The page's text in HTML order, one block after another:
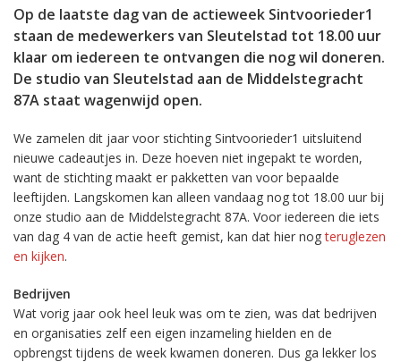
Op de laatste dag van de actieweek Sintvoorieder1
staan de medewerkers van Sleutelstad tot 18.00 uur
klaar om iedereen te ontvangen die nog wil doneren.
De studio van Sleutelstad aan de Middelstegracht
87A staat wagenwijd open.
We zamelen dit jaar voor stichting Sintvoorieder1 uitsluitend
nieuwe cadeautjes in. Deze hoeven niet ingepakt te worden,
want de stichting maakt er pakketten van voor bepaalde
leeftijden. Langskomen kan alleen vandaag nog tot 18.00 uur bij
onze studio aan de Middelstegracht 87A. Voor iedereen die iets
van dag 4 van de actie heeft gemist, kan dat hier nogteruglezen
en kijken.
Bedrijven
Wat vorig jaar ook heel leuk was om te zien, was dat bedrijven
en organisaties zelf een eigen inzameling hielden en de
opbrengst tijdens de week kwamen doneren. Dus ga lekker los